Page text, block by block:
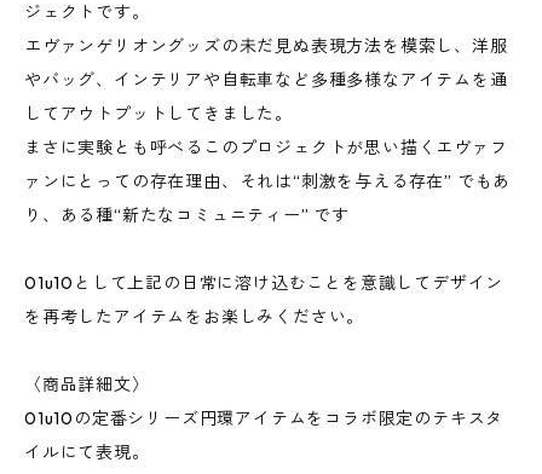
ジェクトです。
エヴァンゲリオングッズの未だ見ぬ表現方法を模索し、洋服
やバッグ、インテリアや自転車など多種多様なアイテムを通
してアウトプットしてきました。
まさに実験とも呼べるこのプロジェクトが思い描くエヴァフ
ァンにとっての存在理由、それは“刺激を与える存在” でもあ
り、ある種“新たなコミュニティー” です
01u10として上記の日常に溶け込むことを意識してデザイン
を再考したアイテムをお楽しみください。
〈商品詳細文〉
01u10の定番シリーズ円環アイテムをコラボ限定のテキスタ
イルにて表現。